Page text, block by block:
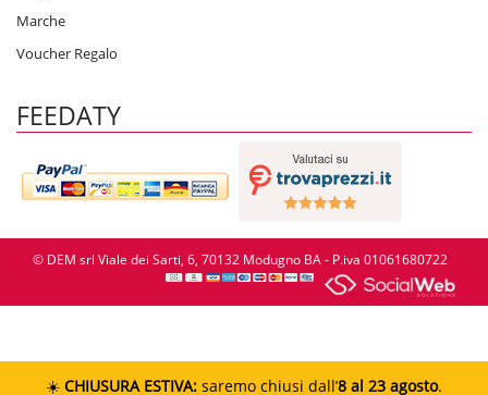
Marche
Voucher Regalo
FEEDATY
© DEM srl Viale dei Sarti, 6, 70132 Modugno BA - P.iva 01061680722
☀️ CHIUSURA ESTIVA: saremo chiusi dall’8 al 23 agosto.